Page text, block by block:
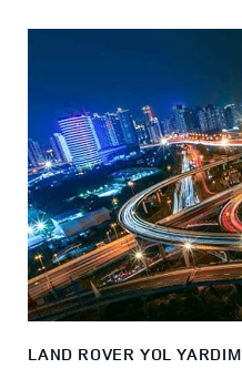
LAND ROVER YOL YARDIM